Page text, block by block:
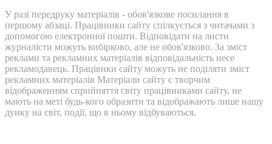
У разі передруку матеріалів - обов'язкове посилання в
першому абзаці. Працівники сайту спілкується з читачами з
допомогою електронної пошти. Відповідати на листи
журналісти можуть вибірково, але не обов'язково. За зміст
реклами та рекламних матеріалів відповідальність несе
рекламодавець. Працівнки сайту можуть не поділяти зміст
рекламних матеріалів Матеріали сайту є творчим
відображенням сприйняття світу працівниками сайту, не
мають на меті будь-кого образити та відображають лише нашу
дуику на світ, події, що в ньому відбуваються.